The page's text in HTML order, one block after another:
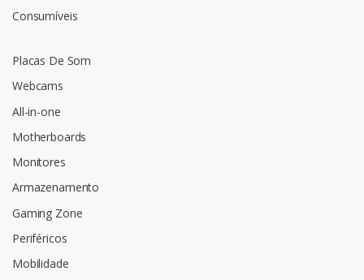
Consumíveis
Placas De Som
Webcams
All-in-one
Motherboards
Monitores
Armazenamento
Gaming Zone
Periféricos
Mobilidade